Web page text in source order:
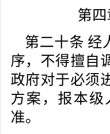
第
第二十条 经
序，不得擅自
政府对于必须
方案，报本
准。